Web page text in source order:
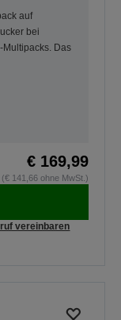
auf
bei
Das
€ 169,99
141,66 ohne MwSt.)
vereinbaren